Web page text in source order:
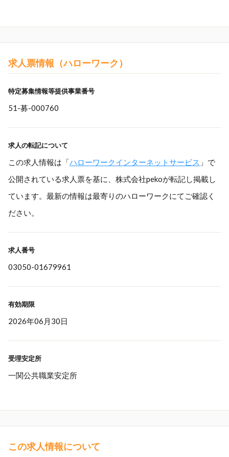
求人票情報（ハローワーク）
特定募集情報等提供事業番号
51-募-000760
求人の転記について
この求人情報は「ハローワークインターネットサービス 」で
公開されている求人票を基に、株式会社pekoが転記し掲載し
ています。最新の情報は最寄りのハローワークにてご確認く
ださい。
求人番号
03050-01679961
有効期限
2026年06月30日
受理安定所
一関公共職業安定所
この求人情報について